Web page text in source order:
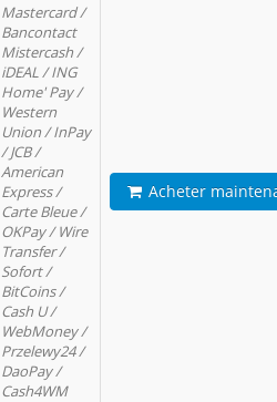
Mastercard /
Bancontact
Mistercash /
iDEAL / ING
Home' Pay /
Western
Union / InPay
/ JCB /
American
Express /
Carte Bleue /
OKPay / Wire
Transfer /
Sofort /
BitCoins /
Cash U /
WebMoney /
Przelewy24 /
DaoPay /
Cash4WM
Acheter